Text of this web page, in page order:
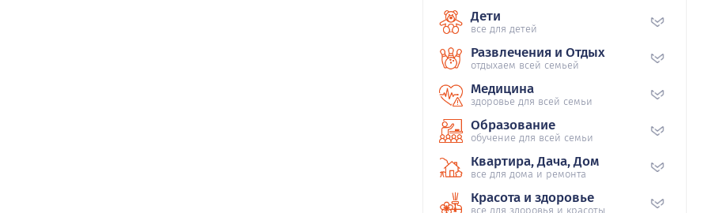
Дети
все для детей
Развлечения и Отдых
отдыхаем всей семьей
Медицина
здоровье для всей семьи
Образование
обучение для всей семьи
Квартира, Дача, Дом
все для дома и ремонта
Красота и здоровье
все для здоровья и красоты